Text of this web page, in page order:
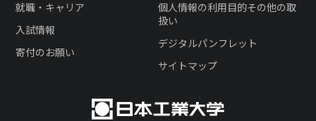
就職・キャリア
入試情報
寄付のお願い
個人情報の利用目的その他の取
扱い
デジタルパンフレット
サイトマップ